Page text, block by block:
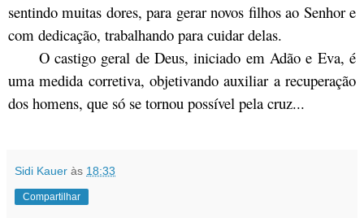
sentindo muitas dores, para gerar novos filhos ao Senhor e
com dedicação, trabalhando para cuidar delas.
O castigo geral de Deus, iniciado em Adão e Eva, é
uma medida corretiva, objetivando auxiliar a recuperação
dos homens, que só se tornou possível pela cruz...
Sidi Kauer às 18:33
Compartilhar